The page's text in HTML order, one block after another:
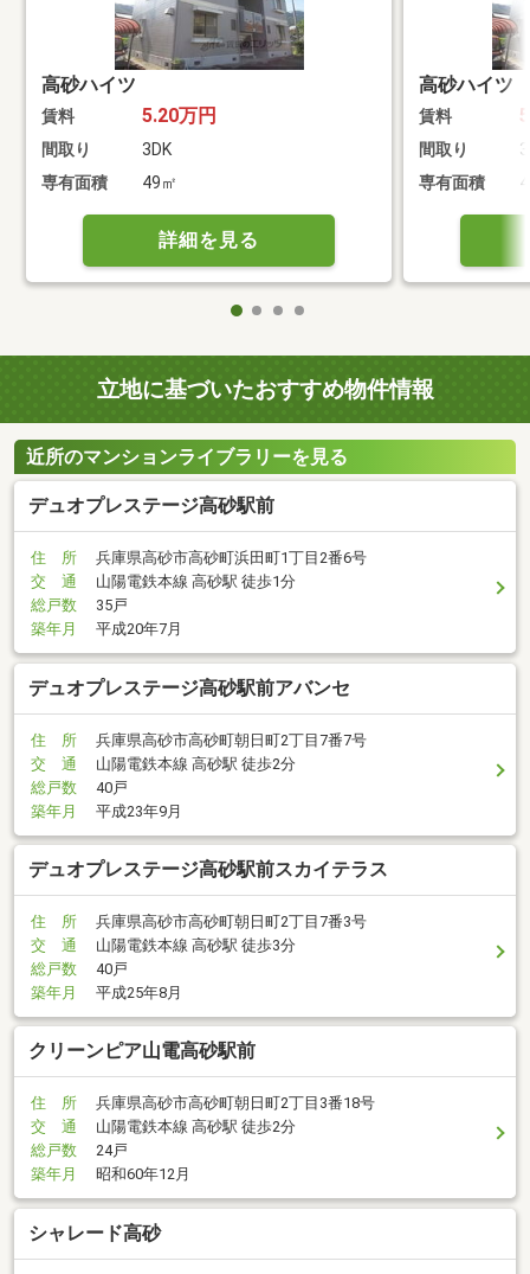
高砂ハイツ
賃料 5.20万円
間取り
3DK
専有面積
49㎡
詳細を見る
高砂ハイツ
賃料
間取り
専有面積
立地に基づいたおすすめ物件情報
近所のマンションライブラリーを見る
デュオプレステージ高砂駅前
住 所
兵庫県高砂市高砂町浜田町1丁目2番6号
交 通
山陽電鉄本線 高砂駅 徒歩1分
総戸数
35戸
築年月
平成20年7月
デュオプレステージ高砂駅前アバンセ
住 所
兵庫県高砂市高砂町朝日町2丁目7番7号
交 通
山陽電鉄本線 高砂駅 徒歩2分
総戸数
40戸
築年月
平成23年9月
デュオプレステージ高砂駅前スカイテラス
住 所
兵庫県高砂市高砂町朝日町2丁目7番3号
交 通
山陽電鉄本線 高砂駅 徒歩3分
総戸数
40戸
築年月
平成25年8月
クリーンピア山電高砂駅前
住 所
兵庫県高砂市高砂町朝日町2丁目3番18号
交 通
山陽電鉄本線 高砂駅 徒歩2分
総戸数
24戸
築年月
昭和60年12月
シャレード高砂